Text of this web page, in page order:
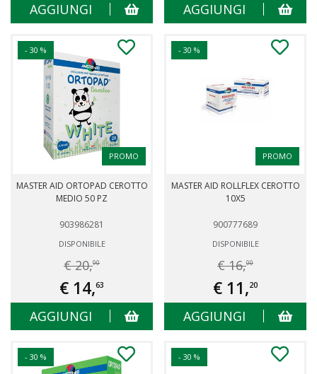
AGGIUNGI AGGIUNGI
- 30 %
PROMO
MASTER AID ORTOPAD CEROTTO
MEDIO 50 PZ
903986281
DISPONIBILE
€ 20,90
€ 14,63
AGGIUNGI
- 30 %
PROMO
MASTER AID ROLLFLEX CEROTTO
10X5
900777689
DISPONIBILE
€ 16,00
€ 11,20
AGGIUNGI
- 30 % - 30 %